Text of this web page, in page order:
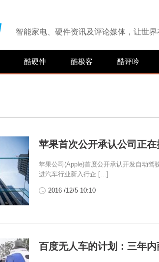
智能家电、硬件资讯及评论媒体，让世界
酷硬件 酷极客 酷评吟
苹果首次公开承认公司正
苹果公司(Apple)首度公开承认开发自动驾
进汽车行业新入行企 […]
2016 /12/5 10:10
百度无人车的计划：三年